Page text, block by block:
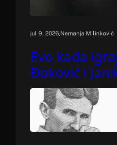
jul 9, 2026.Nemanja Milinković
Evo kada
Đoković i